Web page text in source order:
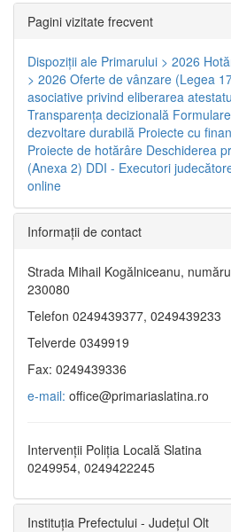
Pagini vizitate frecvent
Dispoziţii ale Primarului > 2026
> 2026 Oferte de vânzare (Legea
asociative privind eliberarea
Transparenţa decizională
dezvoltare durabilă Proiecte cu
Proiecte de hotărâre Deschiderea
(Anexa 2) DDI - Executori
online
Informaţii de contact
Strada Mihail Kogălniceanu,
230080
Telefon 0249439377, 0249439233
Telverde 0349919
Fax: 0249439336
e-mail: office@primariaslatina.ro
Intervenții Poliția Locală Slatina
0249954, 0249422245
Instituția Prefectului - Județul Olt